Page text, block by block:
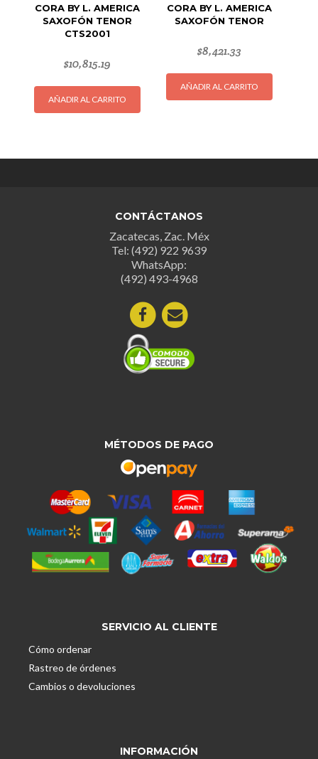
CORA BY L. AMERICA
SAXOFÓN TENOR
CTS2001
$10,815.19
AÑADIR AL CARRITO
CORA BY L. AMERICA
SAXOFÓN TENOR
$8,421.33
AÑADIR AL CARRITO
CONTÁCTANOS
Zacatecas, Zac. Méx
Tel: (492) 922 9639
WhatsApp:
(492) 493-4968
MÉTODOS DE PAGO
SERVICIO AL CLIENTE
Cómo ordenar
Rastreo de órdenes
Cambios o devoluciones
INFORMACIÓN